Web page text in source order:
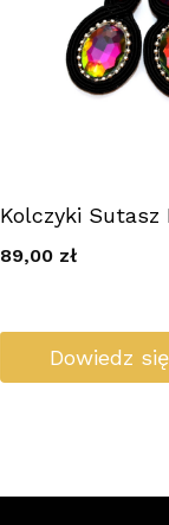
Kolczyki
89,00 zł
Dowiedz